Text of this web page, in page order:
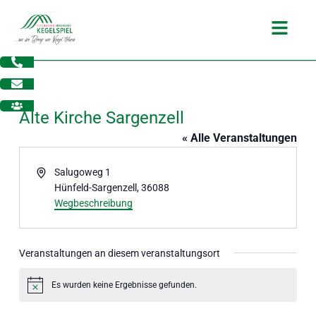
Inhalt
springen
Main
Alte Kirche Sargenzell
« Alle Veranstaltungen
AdresseSalugoweg 1
Hünfeld-Sargenzell, 36088
Wegbeschreibung
Veranstaltungen an diesem veranstaltungsort
HinweisEs wurden keine Ergebnisse gefunden.